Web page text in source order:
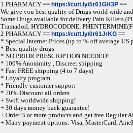
1 PHARMACY == https://cutt.ly/5r61GH3P ==
We give you best quality of Drugs world wide
Some Drugs available for delivery Pain Killers
Tramadoil, HYDROCODONE,
2 PHARMACY == https://cutt.ly/0r61JrKG ==
* Special Internet Prices (up to % off average US
* Best quality drugs
* NO PRIOR PRESCRIPTION NEEDED!
* 100% Anonimity , Discreet shipping
* Fast FREE shipping (4 to 7 days)
* Loyalty program
* Friendly customer support
* 70% Discount all orders
+ Swift worldwide shipping!
+ 30 days money back guarantee!
+ Order 3 or more products and get free Regular
+ Many payment options: Visa, MasterCard,